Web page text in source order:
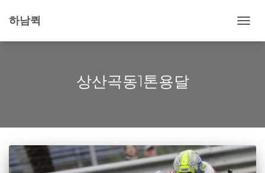
하남퀵
비
상산곡동1톤용달